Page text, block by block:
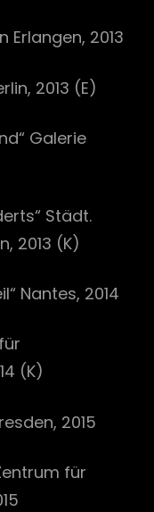
Erlangen, 2013
2013 (E)
Galerie
Städt.
2013 (K)
Nantes, 2014
(K)
2015
für